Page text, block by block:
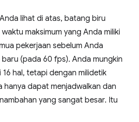
lihat di atas, batang biru
maksimum yang Anda miliki
pekerjaan sebelum Anda
(pada 60 fps). Anda mungkin
16 hal, tetapi dengan milidetik
hanya dapat menjadwalkan dan
yang sangat besar. Itu